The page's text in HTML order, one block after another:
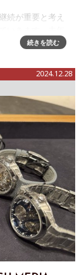
続が重要と考え
ける用の脚を使
続きを読む
2024.12.28